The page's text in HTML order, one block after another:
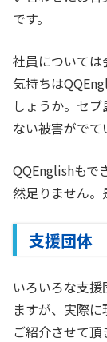
です。
社員について
気持ちは
しょうか。セ
ない被害がでて
QQEnglishもで
然足りません。
支援団体
いろいろな支
ますが、実際
ご紹介させて頂